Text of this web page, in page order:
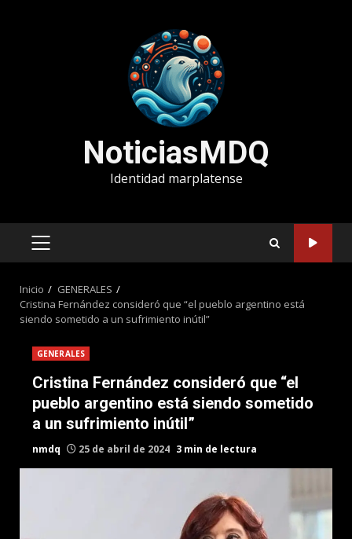
NoticiasMDQ
Identidad marplatense
MENÚ
Inicio
GENERALES
Cristina Fernández consideró que “el pueblo argentino está
siendo sometido a un sufrimiento inútil”
GENERALES
Cristina Fernández consideró que “el
pueblo argentino está siendo sometido
a un sufrimiento inútil”
nmdq 25 de abril de 2024 3 min de lectura